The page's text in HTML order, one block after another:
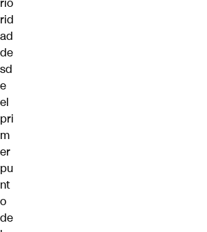
rid
ad
de
sd
e
el
pri
m
er
pu
nt
o
de